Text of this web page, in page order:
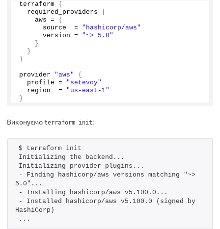
terraform {
  required_providers
{
    aws =
{
      source  =
"hashicorp/aws"
      version =
"~> 5.0"
}
}
}
provider "aws"
{
  profile =
"setevoy"
  region  =
"us-east-1"
}
Виконуємо terraform init:
$ terraform init
Initializing the backend...
Initializing provider plugins...
- Finding hashicorp/aws versions matching "~>
5.0"...
- Installing hashicorp/aws v5.100.0...
- Installed hashicorp/aws v5.100.0 (signed by
HashiCorp)
...